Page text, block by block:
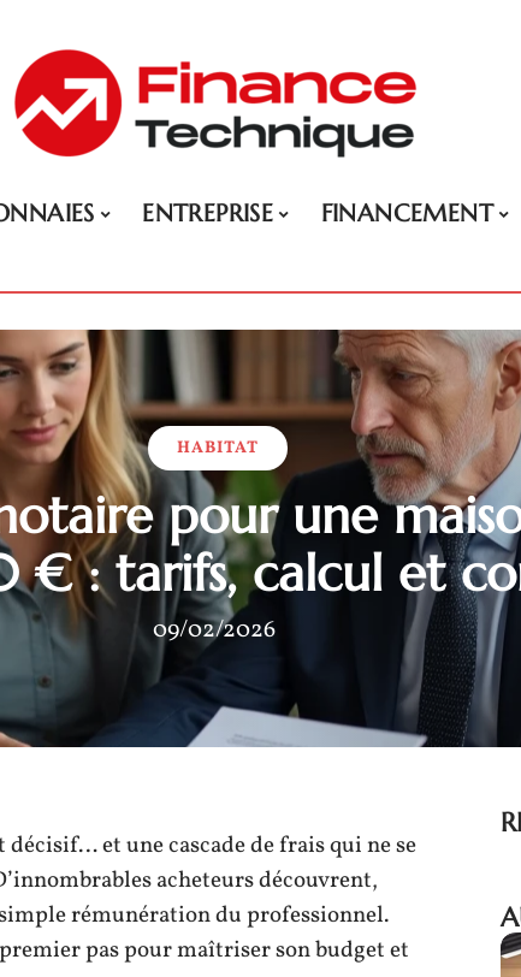
ENTREPRISE FINANCEMENT
HABITAT
pour une
: tarifs, calcul et
09/02/2026
et une cascade de frais qui ne se
acheteurs découvrent,
rémunération du professionnel.
pas pour maîtriser son budget et